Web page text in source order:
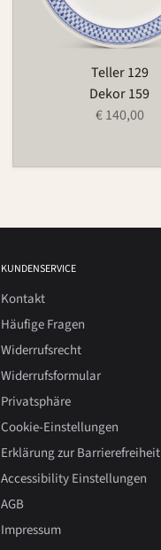
Teller 129
Dekor 159
€ 140,00
KUNDENSERVICE
Kontakt
Häufige Fragen
Widerrufsrecht
Widerrufsformular
Privatsphäre
Cookie-Einstellungen
Erklärung zur Barrierefreiheit
Accessibility Einstellungen
AGB
Impressum